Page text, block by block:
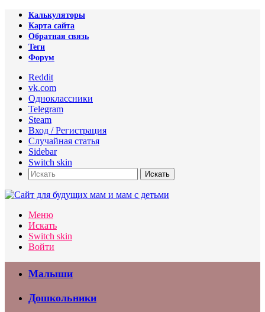
Калькуляторы
Карта сайта
Обратная связь
Теги
Форум
Reddit
vk.com
Одноклассники
Telegram
Steam
Вход / Регистрация
Случайная статья
Sidebar
Switch skin
Искать
Меню
Искать
Switch skin
Войти
Малыши
Дошкольники